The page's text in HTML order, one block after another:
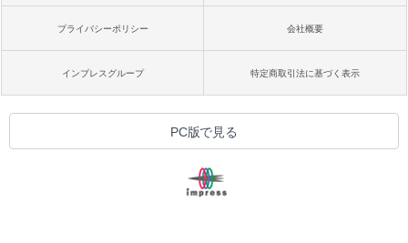
プライバシーポリシー 会社概要
インプレスグループ 特定商取引法に基づく表示
PC版で見る